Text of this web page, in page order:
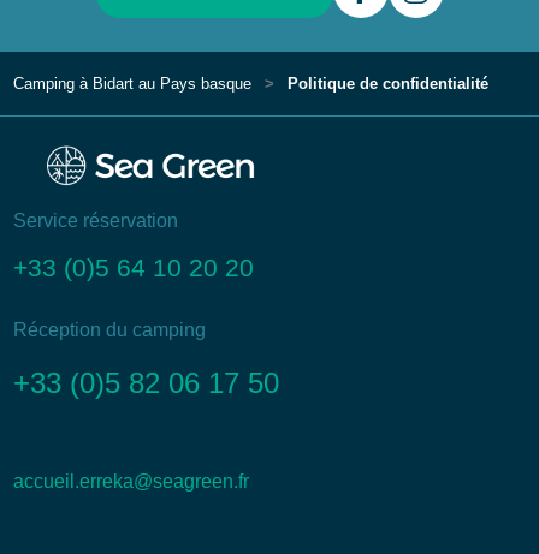
Camping à Bidart au Pays basque Politique de confidentialité
Service réservation
+33 (0)5 64 10 20 20
Réception du camping
+33 (0)5 82 06 17 50
accueil.erreka@seagreen.fr